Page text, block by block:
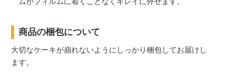
商品の梱包について
大切なケーキが崩れないようにしっかり梱包してお届けし
ます。